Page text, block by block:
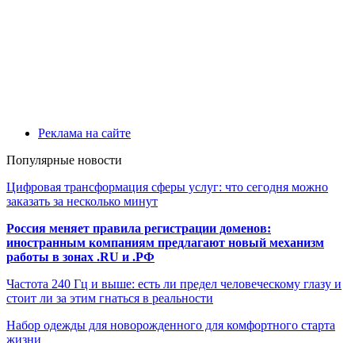
Реклама на сайте
Популярные новости
Цифровая трансформация сферы услуг: что сегодня можно
заказать за несколько минут
Россия меняет правила регистрации доменов:
иностранным компаниям предлагают новый механизм
работы в зонах .RU и .РФ
Частота 240 Гц и выше: есть ли предел человеческому глазу и
стоит ли за этим гнаться в реальности
Набор одежды для новорожденного для комфортного старта
жизни